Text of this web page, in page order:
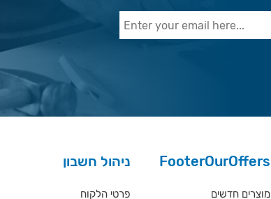
ניהול חשבון
פרטי הלקוח
FooterOurOffers
מוצרים חדשים